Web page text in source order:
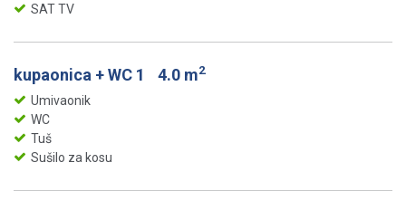
SAT TV
kupaonica + WC 1 4.0 m2
Umivaonik
WC
Tuš
Sušilo za kosu